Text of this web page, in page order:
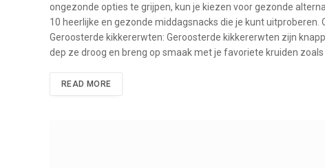
ongezonde opties te grijpen, kun je kiezen voor gezonde
10 heerlijke en gezonde middagsnacks die je kunt
Geroosterde kikkererwten: Geroosterde kikkererwten zijn
dep ze droog en breng op smaak met je favoriete kruiden zoals
READ MORE